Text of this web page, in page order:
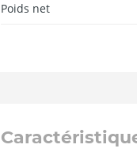
Poids net